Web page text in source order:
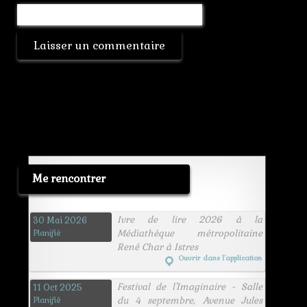
Me rencontrer
30 Mai 2026
Planifié
Ivre de lire 2026 à la
Médiathèque métropolitaine
René Char à Istres
Ouvrir dans l’application
11 Oct 2025
Planifié
Festival de l'Imaginaire - Salle
du 4 septembre, Avenue Jules